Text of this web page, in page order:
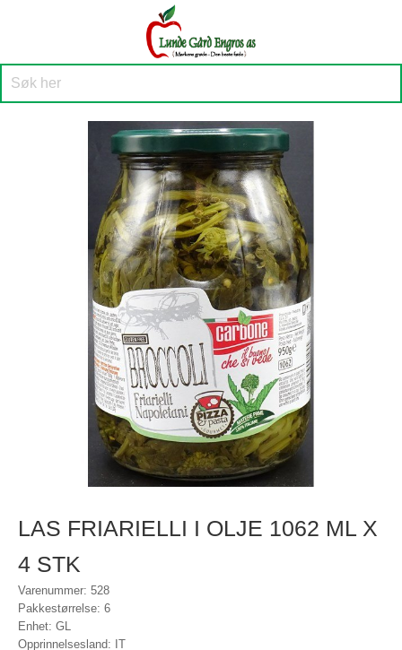
LAS FRIARIELLI I OLJE 1062 ML X
4 STK
Varenummer: 528
Pakkestørrelse: 6
Enhet: GL
Opprinnelsesland: IT